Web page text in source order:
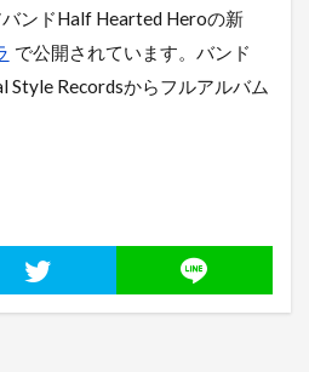
ンドHalf Hearted Heroの新
で公開されています。バンド
Style Recordsからフルアルバム